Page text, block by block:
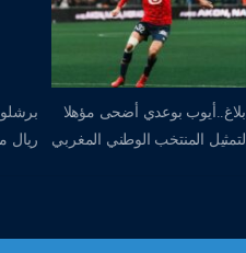
بلاغ..أيوب بوعدي أضحى مؤهلا
لتمثيل المنتخب الوطني المغربي
ريال